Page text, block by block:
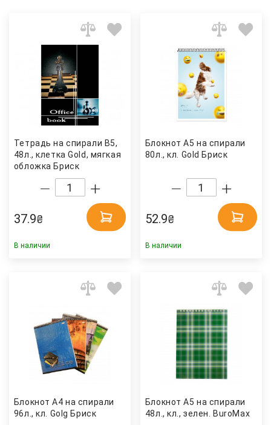
Тетрадь на спирали В5,
48л., клетка Gold, мягкая
обложка Бриск
37.9₴
В наличии
Блокнот А5 на спирали
80л., кл. Gold Бриск
52.9₴
В наличии
Блокнот А4 на спирали
96л., кл. Golg Бриск
Блокнот А5 на спирали
48л., кл., зелен. BuroMax